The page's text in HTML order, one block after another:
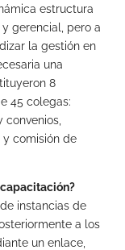
estructura
gerencial, pero a
la gestión en
una
8
45 colegas:
convenios,
y comisión de
instancias de
a los
un enlace,